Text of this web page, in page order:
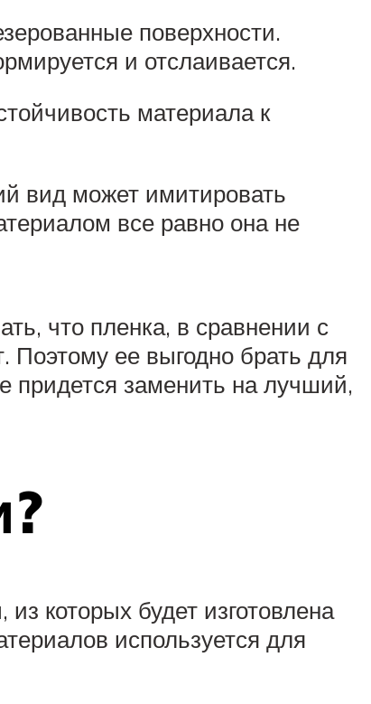
поверхности.
и отслаивается.
материала к
вид может имитировать
все равно она не
что пленка, в сравнении с
Поэтому ее выгодно брать для
придется заменить на лучший,
которых будет изготовлена
используется для